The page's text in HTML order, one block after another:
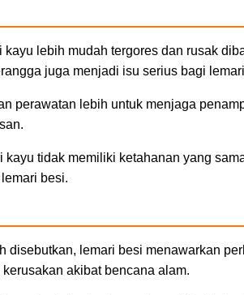
kayu lebih mudah tergores dan rusak
juga menjadi isu serius bagi
perawatan lebih untuk menjaga
kayu tidak memiliki ketahanan yang
besi.
disebutkan, lemari besi menawarkan
akibat bencana alam.